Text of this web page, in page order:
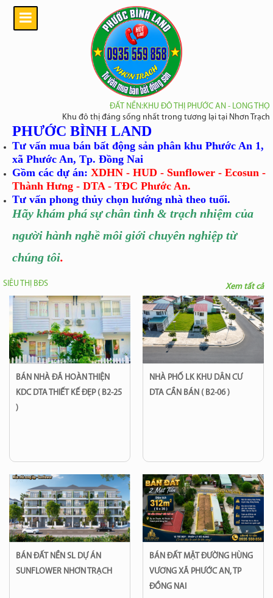
ĐẤT NỀN:KHU ĐÔ THỊ PHƯỚC AN - LONG THỌ
Khu đô thị đáng sống nhất trong tương lại tại Nhơn Trạch
PHƯỚC BÌNH LAND
Tư vấn mua bán bất động sản phân khu Phước An 1,
xã Phước An, Tp. Đồng Nai
Gồm các dự án: XDHN - HUD - Sunflower - Ecosun -
Thành Hưng - DTA - TĐC Phước An.
Tư vấn phong thủy chọn hướng nhà theo tuổi.
Hãy khám phá sự chân tình & trạch nhiệm của
người hành nghề môi giới chuyên nghiệp từ
chúng tôi.
SIÊU THỊ BĐS
BÁN NHÀ ĐÃ HOÀN THIỆN
KDC DTA THIẾT KẾ ĐẸP ( B2-25
)
NHÀ PHỐ LK KHU DÂN CƯ
DTA CẦN BÁN ( B2-06 )
BÁN ĐẤT NỀN SL DỰ ÁN
SUNFLOWER NHƠN TRẠCH
BÁN ĐẤT MẶT ĐƯỜNG HÙNG
VƯƠNG XÃ PHƯỚC AN, TP
ĐỒNG NAI
Xem tất cả